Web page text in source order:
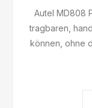
Autel MD808
tragbaren,
können, ohne